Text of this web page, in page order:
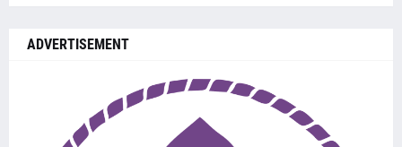
ADVERTISEMENT